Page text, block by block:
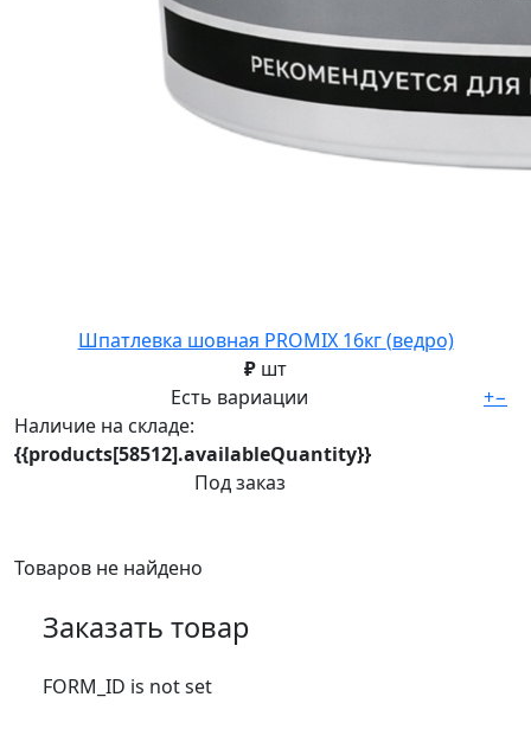
Шпатлевка шовная PROMIX 16кг (ведро)
₽ шт
Есть вариации
Наличие на складе:
{{products[58512].availableQuantity}}
Под заказ
+−
Товаров не найдено
Заказать товар
FORM_ID is not set